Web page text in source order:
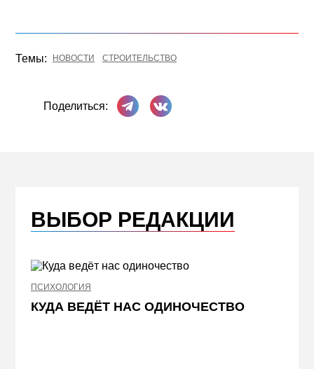
Темы: НОВОСТИ СТРОИТЕЛЬСТВО
Поделиться:
Поделиться в Телеграме
Поделиться ВКонтакте
ВЫБОР РЕДАКЦИИ
ПСИХОЛОГИЯ
КУДА ВЕДЁТ НАС ОДИНОЧЕСТВО